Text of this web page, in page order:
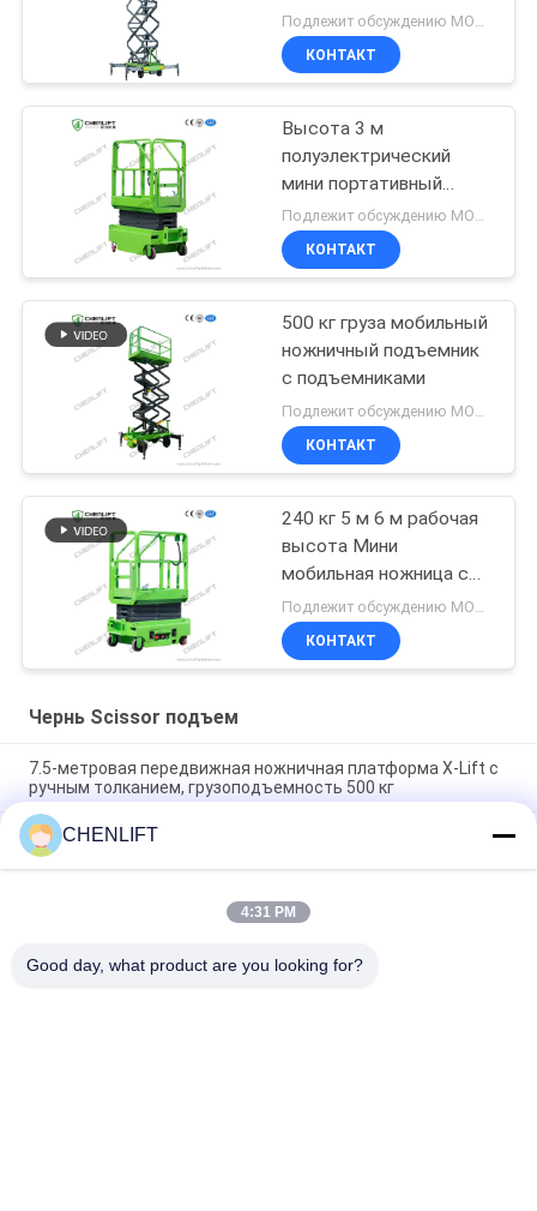
устройством
КОНТАКТ
Высота 3 м
полуэлектрический
мини портативный
ручной подъем
ножницы для складов
Подлежит обсуждению MOQ:1 единица
КОНТАКТ
500 кг груза мобильный
ножничный подъемник
с подъемниками
Подлежит обсуждению MOQ:1 единица
КОНТАКТ
240 кг 5 м 6 м рабочая
высота Мини
мобильная ножница с
расширительной
платформой
КОНТАКТ
Чернь Scissor подъем
7.5-метровая передвижная ножничная платформа X-Lift с
ручным толканием, грузоподъемность 500 кг
14M Малый электрический ножничный подъемник с
устройством для погрузки с двигателем,
грузоподъемность 450 кг
Мини-ручная работа на 3,9 метрах с противоскользящей
CHENLIFT
4:31 PM
Good day, what product are you looking for?